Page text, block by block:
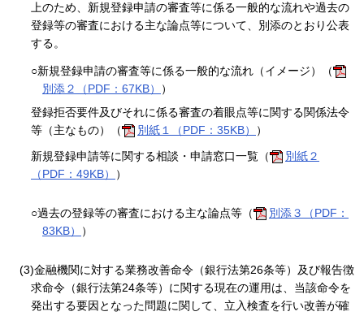
上のため、新規登録申請の審査等に係る一般的な流れや過去の
登録等の審査における主な論点等について、別添のとおり公表
する。
○新規登録申請の審査等に係る一般的な流れ（イメージ）（
別添２（PDF：67KB）
）
登録拒否要件及びそれに係る審査の着眼点等に関する関係法令
等（主なもの）（
別紙１（PDF：35KB）
）
新規登録申請等に関する相談・申請窓口一覧（
別紙２
（PDF：49KB）
）
○過去の登録等の審査における主な論点等（
別添３（PDF：
83KB）
）
(3)金融機関に対する業務改善命令（銀行法第26条等）及び報告徴
求命令（銀行法第24条等）に関する現在の運用は、当該命令を
発出する要因となった問題に関して、立入検査を行い改善が確